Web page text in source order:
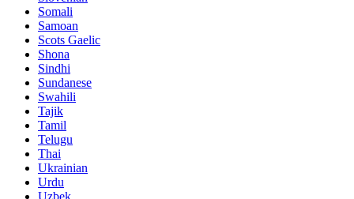
Somali
Samoan
Scots Gaelic
Shona
Sindhi
Sundanese
Swahili
Tajik
Tamil
Telugu
Thai
Ukrainian
Urdu
Uzbek